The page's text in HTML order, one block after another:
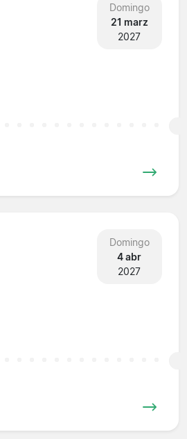
Domingo
21 marz
2027
Domingo
4 abr
2027